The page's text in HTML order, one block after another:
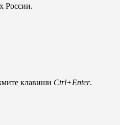
России.
клавиши Ctrl+Enter.